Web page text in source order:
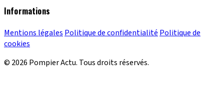
Informations
Mentions légales Politique de confidentialité Politique de
cookies
© 2026 Pompier Actu. Tous droits réservés.